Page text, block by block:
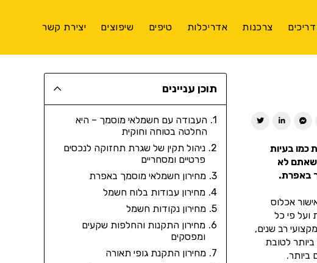
צרכנות אדריכלות טיפים שיפוצים יצירת קשר
כמו בעיות
שאתם לא
באפרת.
אכלוס
פי כל
רב שנים,
לטובת
ביותר.
תוכן עניינים
העבודה עם חשמלאי מוסמך – היא
החלטה בטוחה וחוקית
ניהול תקין של שגרת תחזוקה לנכסים
פרטיים ומסחריים
מחירון חשמלאי מוסמך באפרת
מחירון עבודות בלוח חשמל
מחירון נקודות חשמל
מחירון התקנות והחלפות שקעים
ומפסקים
מחירון התקנת גופי תאורה